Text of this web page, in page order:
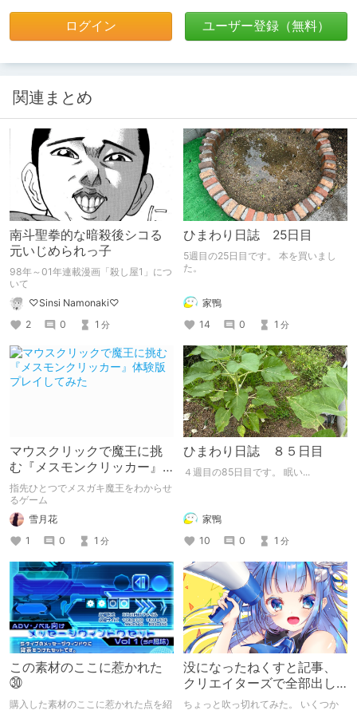
ログイン ユーザー登録（無料）
関連まとめ
南斗聖拳的な暗殺後シコる
元いじめられっ子
98年～01年連載漫画「殺し屋1」につ
いて
♡Sinsi Namonaki♡
2
0 1 分
ひまわり日誌 25日目
5週目の25日目です。 本を買いまし
た。
家鴨
14
0 1 分
マウスクリックで魔王に挑
む『メスモンクリッカー』
体験版プレイしてみた
指先ひとつでメスガキ魔王をわからせ
るゲーム
雪月花
1
0 1 分
ひまわり日誌 ８５日目
４週目の85日目です。 眠い...
家鴨
10
0 1 分
この素材のここに惹かれた
㉚
購入した素材のここに惹かれた点を紹
没になったねくすと記事、
クリエイターズで全部出し
てみます。
ちょっと吹っ切れてみた。 いくつか